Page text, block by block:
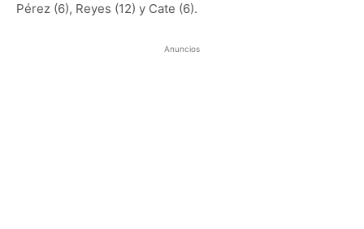
Pérez (6), Reyes (12) y Cate (6).
Anuncios